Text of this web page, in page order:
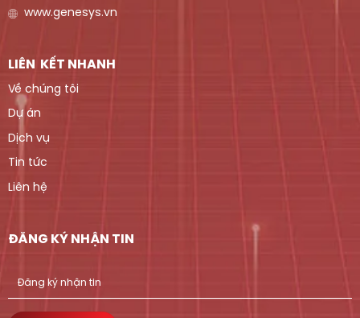
www.genesys.vn
LIÊN KẾT NHANH
Về chúng tôi
Dự án
Dịch vụ
Tin tức
Liên hệ
ĐĂNG KÝ NHẬN TIN